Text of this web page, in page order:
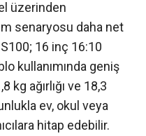
üzerinden
senaryosu daha net
16 inç 16:10
kullanımında geniş
kg ağırlığı ve 18,3
ev, okul veya
hitap edebilir.